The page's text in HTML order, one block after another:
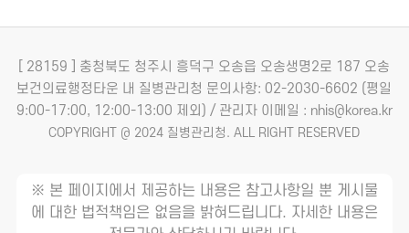
[ 28159 ] 충청북도 청주시 흥덕구 오송읍 오송생명2로 187 오송
보건의료행정타운 내 질병관리청 문의사항: 02-2030-6602 (평일
9:00-17:00, 12:00-13:00 제외) / 관리자 이메일 : nhis@korea.kr
COPYRIGHT @ 2024 질병관리청. ALL RIGHT RESERVED
※ 본 페이지에서 제공하는 내용은 참고사항일 뿐 게시물
에 대한 법적책임은 없음을 밝혀드립니다. 자세한 내용은